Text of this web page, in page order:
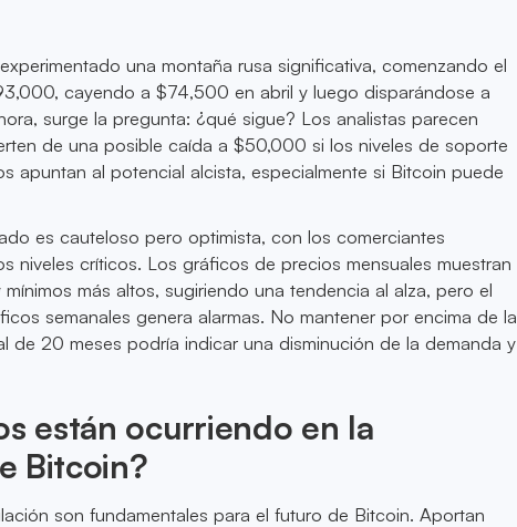
una montaña rusa significativa, comenzando el
cayendo a $74,500 en abril y luego disparándose a
surge la pregunta: ¿qué sigue? Los analistas parecen
de una posible caída a $50,000 si los niveles de soporte
apuntan al potencial alcista, especialmente si Bitcoin puede
es cauteloso pero optimista, con los comerciantes
niveles críticos. Los gráficos de precios mensuales muestran
más altos, sugiriendo una tendencia al alza, pero el
semanales genera alarmas. No mantener por encima de la
de 20 meses podría indicar una disminución de la demanda y
están ocurriendo en la
Bitcoin?
son fundamentales para el futuro de Bitcoin. Aportan